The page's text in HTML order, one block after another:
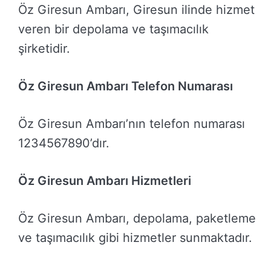
Öz Giresun Ambarı, Giresun ilinde hizmet
veren bir depolama ve taşımacılık
şirketidir.
Öz Giresun Ambarı Telefon Numarası
Öz Giresun Ambarı’nın telefon numarası
1234567890’dır.
Öz Giresun Ambarı Hizmetleri
Öz Giresun Ambarı, depolama, paketleme
ve taşımacılık gibi hizmetler sunmaktadır.